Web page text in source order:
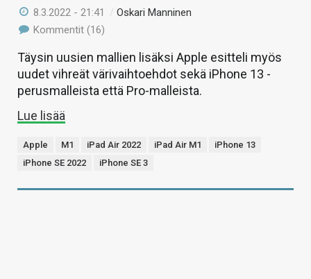
8.3.2022 - 21:41 /Oskari Manninen
Kommentit (16)
Täysin uusien mallien lisäksi Apple esitteli myös
uudet vihreät värivaihtoehdot sekä iPhone 13 -
perusmalleista että Pro-malleista.
Lue lisää
Apple M1 iPad Air 2022 iPad Air M1
iPhone 13
iPhone SE 2022
iPhone SE 3